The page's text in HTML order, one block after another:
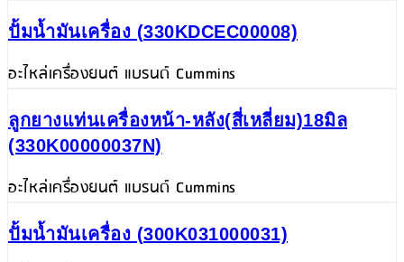
ปั้มน้ำมันเครื่อง (330KDCEC00008)
อะไหล่เครื่องยนต์ แบรนด์ Cummins
ลูกยางแท่นเครื่องหน้า-หลัง(สี่เหลี่ยม)18มิล
(330K00000037N)
อะไหล่เครื่องยนต์ แบรนด์ Cummins
ปั้มน้ำมันเครื่อง (300K031000031)